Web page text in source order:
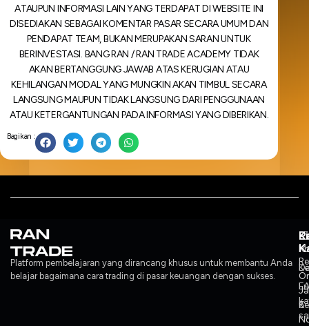
ATAUPUN INFORMASI LAIN YANG TERDAPAT DI WEBSITE INI
DISEDIAKAN SEBAGAI KOMENTAR PASAR SECARA UMUM DAN
PENDAPAT TEAM, BUKAN MERUPAKAN SARAN UNTUK
BERINVESTASI. BANG RAN / RAN TRADE ACADEMY TIDAK
AKAN BERTANGGUNG JAWAB ATAS KERUGIAN ATAU
KEHILANGAN MODAL YANG MUNGKIN AKAN TIMBUL SECARA
LANGSUNG MAUPUN TIDAK LANGSUNG DARI PENGGUNAAN
ATAU KETERGANTUNGAN PADA INFORMASI YANG DIBERIKAN.
Bagikan :
Platform pembelajaran yang dirancang khusus untuk membantu Anda
belajar bagaimana cara trading di pasar keuangan dengan sukses.
6